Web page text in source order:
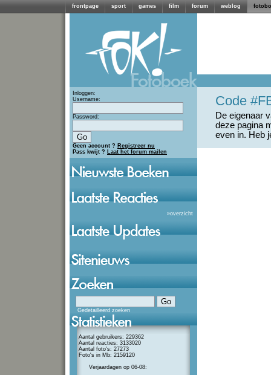
frontpage sport games film forum weblog
Inloggen:
Username:
Password:
Geen account ? Registreer nu
Pass kwijt ? Laat het forum mailen
»overzicht
Gedetailleerd zoeken
Aantal gebruikers: 229362
Aantal reacties: 3133020
Aantal foto's: 27273
Foto's in Mb: 2159120
Verjaardagen op 06-08:
Code
De eigenaar
deze pagina
even in. Heb